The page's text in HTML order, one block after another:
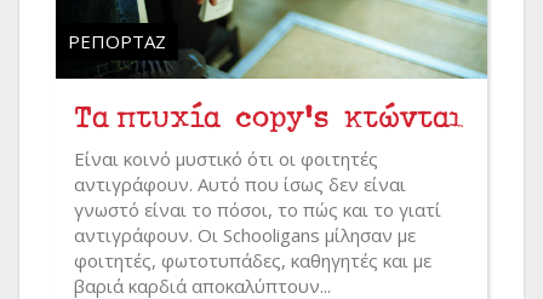
ΡΕΠΟΡΤΆΖ
Τα πτυχία copy's κτώνται
Είναι κοινό μυστικό ότι οι φοιτητές
αντιγράφουν. Αυτό που ίσως δεν είναι
γνωστό είναι το πόσοι, το πώς και το γιατί
αντιγράφουν. Οι Schooligans μίλησαν με
φοιτητές, φωτοτυπάδες, καθηγητές και με
βαριά καρδιά αποκαλύπτουν...